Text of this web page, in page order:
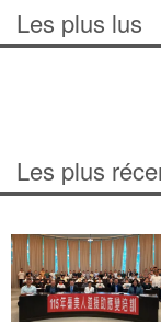
Les plus lus
Les plus